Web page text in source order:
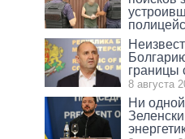
границы
8 августа
Ни